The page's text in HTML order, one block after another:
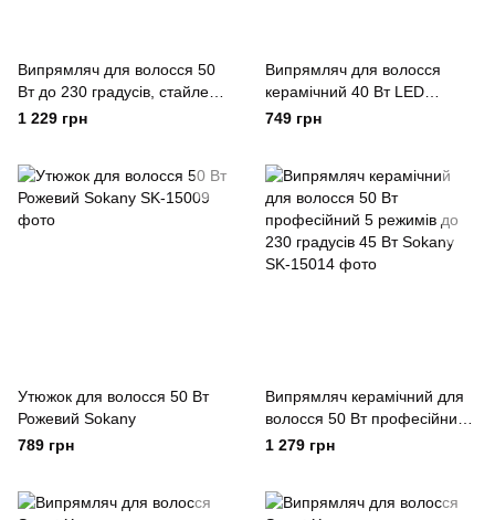
Випрямляч для волосся 50
Вт до 230 градусів, стайлер
для вирівнювання волосся
1 229 грн
Випрямляч для волосся
керамічний 40 Вт LED
Sokany
749 грн
Утюжок для волосся 50 Вт
Рожевий Sokany
789 грн
Випрямляч керамічний для
волосся 50 Вт професійний
5 режимів до 230 градусів 45
1 279 грн